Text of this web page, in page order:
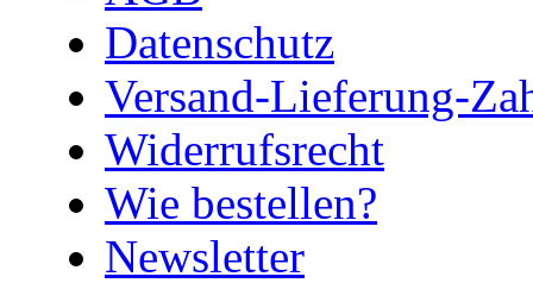
Datenschutz
Versand-Lieferung-
Widerrufsrecht
Wie bestellen?
Newsletter